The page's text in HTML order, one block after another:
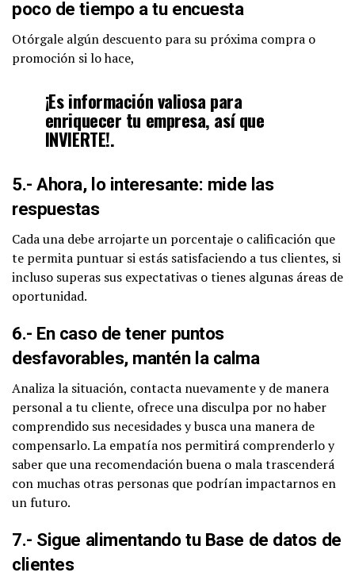
poco de tiempo a tu encuesta
Otórgale algún descuento para su próxima compra o
promoción si lo hace,
¡Es información valiosa para
enriquecer tu empresa, así que
INVIERTE!.
5.- Ahora, lo interesante: mide las
respuestas
Cada una debe arrojarte un porcentaje o calificación que
te permita puntuar si estás satisfaciendo a tus clientes, si
incluso superas sus expectativas o tienes algunas áreas de
oportunidad.
6.- En caso de tener puntos
desfavorables, mantén la calma
Analiza la situación, contacta nuevamente y de manera
personal a tu cliente, ofrece una disculpa por no haber
comprendido sus necesidades y busca una manera de
compensarlo. La empatía nos permitirá comprenderlo y
saber que una recomendación buena o mala trascenderá
con muchas otras personas que podrían impactarnos en
un futuro.
7.- Sigue alimentando tu Base de datos de
clientes